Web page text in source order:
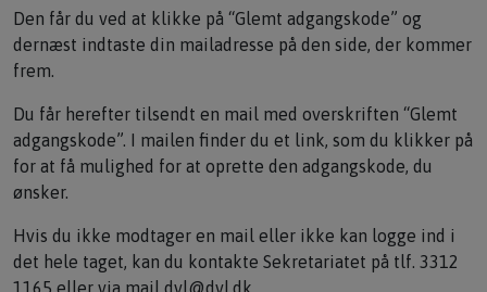
Den får du ved at klikke på “Glemt adgangskode” og
dernæst indtaste din mailadresse på den side, der kommer
frem.
Du får herefter tilsendt en mail med overskriften “Glemt
adgangskode”. I mailen finder du et link, som du klikker på
for at få mulighed for at oprette den adgangskode, du
ønsker.
Hvis du ikke modtager en mail eller ikke kan logge ind i
det hele taget, kan du kontakte Sekretariatet på tlf. 3312
1165 eller via mail dvl@dvl.dk.